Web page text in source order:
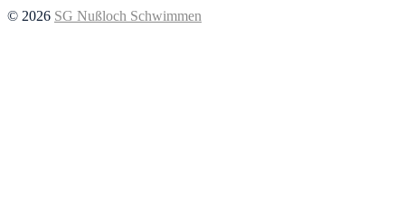
© 2026 SG Nußloch Schwimmen